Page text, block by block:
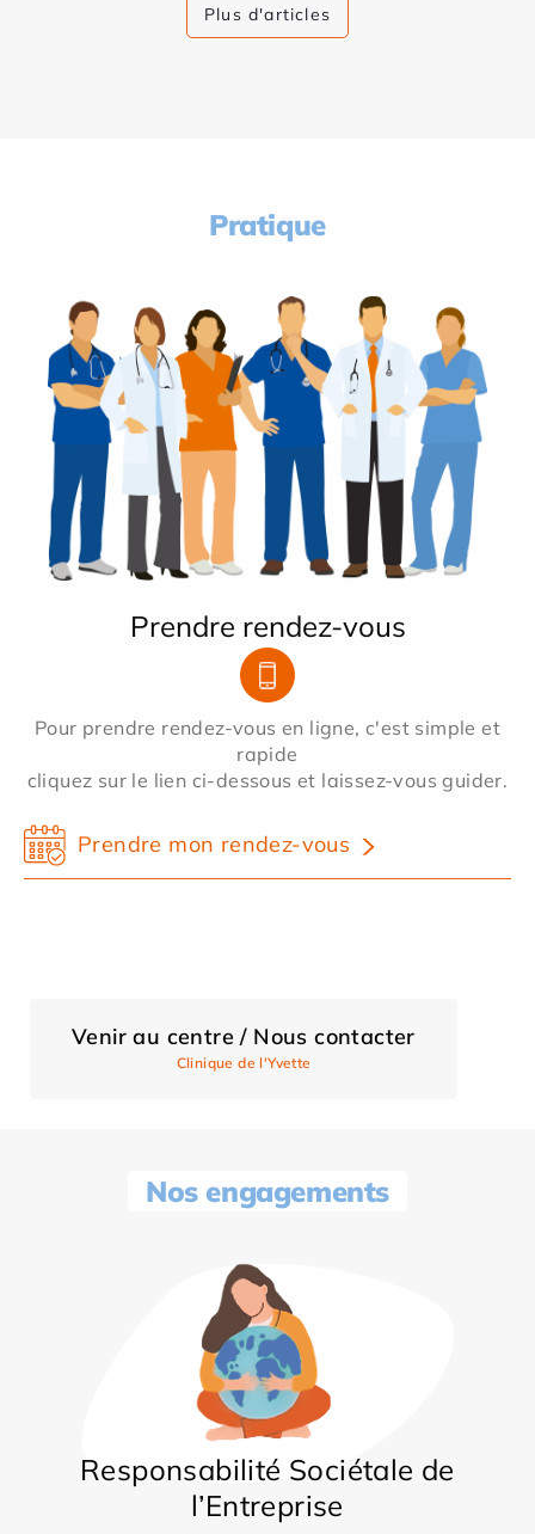
Plus d'articles
Pratique
Prendre rendez-vous
Pour prendre rendez-vous en ligne, c'est simple et
rapide
cliquez sur le lien ci-dessous et laissez-vous guider.
Prendre mon rendez-vous
Venir au centre / Nous contacter
Clinique de l'Yvette
Nos engagements
Responsabilité Sociétale de
l’Entreprise